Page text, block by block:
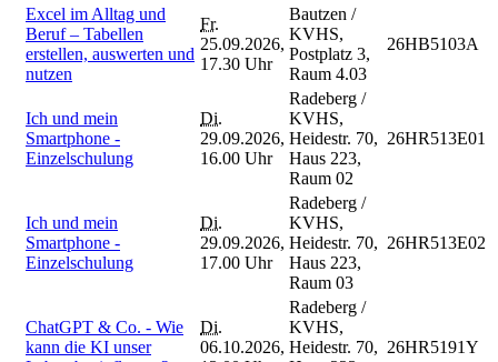
Excel im Alltag und
Beruf – Tabellen
erstellen, auswerten und
nutzen
Fr.
25.09.2026,
17.30 Uhr
Bautzen /
KVHS,
Postplatz 3,
Raum 4.03
26HB5103A
Ich und mein
Smartphone -
Einzelschulung
Di.
29.09.2026,
16.00 Uhr
Radeberg /
KVHS,
Heidestr. 70,
Haus 223,
Raum 02
26HR513E01
Ich und mein
Smartphone -
Einzelschulung
Di.
29.09.2026,
17.00 Uhr
Radeberg /
KVHS,
Heidestr. 70,
Haus 223,
Raum 03
26HR513E02
ChatGPT & Co. - Wie
kann die KI unser
Di.
06.10.2026,
Radeberg /
KVHS,
Heidestr. 70, 26HR5191Y